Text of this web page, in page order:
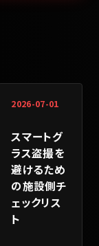
2026-07-01
スマートグ
ラス盗撮を
避けるため
の施設側チ
ェックリス
ト